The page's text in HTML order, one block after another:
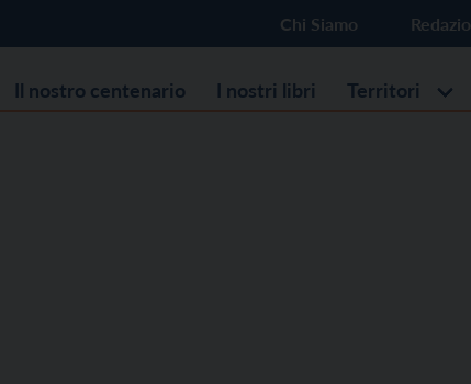
Chi Siamo
Il nostro centenario I nostri libri Territori